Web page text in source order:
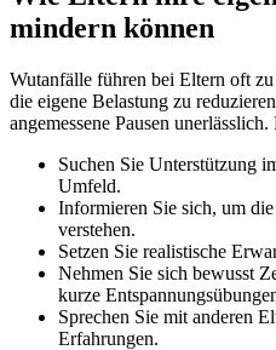
mindern können
Wutanfälle führen bei Eltern oft
die eigene Belastung zu
angemessene Pausen
Suchen Sie Unterstützung
Umfeld.
Informieren Sie sich, um
verstehen.
Setzen Sie realistische
Nehmen Sie sich bewusst
kurze
Sprechen Sie mit anderen
Erfahrungen.